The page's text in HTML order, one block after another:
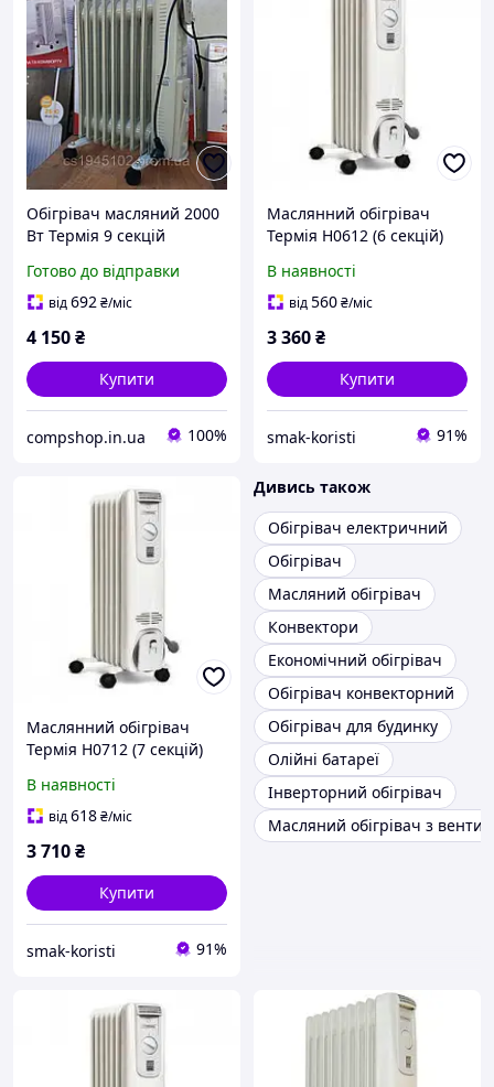
Обігрівач масляний 2000
Вт Термія 9 секцій
Готово до відправки
від692₴/міс
4 150₴
Купити
compshop.in.ua 100%
Маслянний обігрівач
Термія Н0612 (6 секцій)
В наявності
від560₴/міс
3 360₴
Купити
smak-koristi 91%
Маслянний обігрівач
Термія Н0712 (7 секцій)
В наявності
від618₴/міс
3 710₴
Купити
smak-koristi 91%
Дивись також
Обігрівач електричний
Обігрівач
Масляний обігрівач
Конвектори
Економічний обігрівач
Обігрівач конвекторний
Обігрівач для будинку
Олійні батареї
Інверторний обігрівач
Масляний обігрівач з